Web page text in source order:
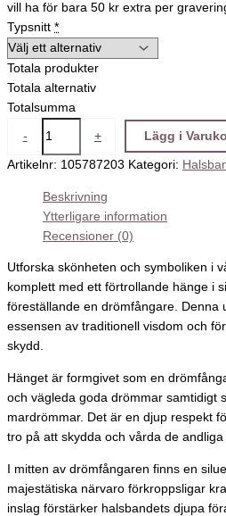
vill ha för bara 50 kr extra per
Typsnitt *
Totala produkter
Totala alternativ
Totalsumma
- + Lägg i
Artikelnr: 105787203 Kategori:
Beskrivning
Ytterligare information
Recensioner (0)
Utforska skönheten och symboliken i
komplett med ett förtrollande hänge i
föreställande en drömfångare. Denna
essensen av traditionell visdom och
skydd.
Hänget är formgivet som en
och vägleda goda drömmar samtidigt
mardrömmar. Det är en djup respekt
tro på att skydda och vårda de andliga
I mitten av drömfångaren finns en
majestätiska närvaro förkroppsligar
inslag förstärker halsbandets djupa